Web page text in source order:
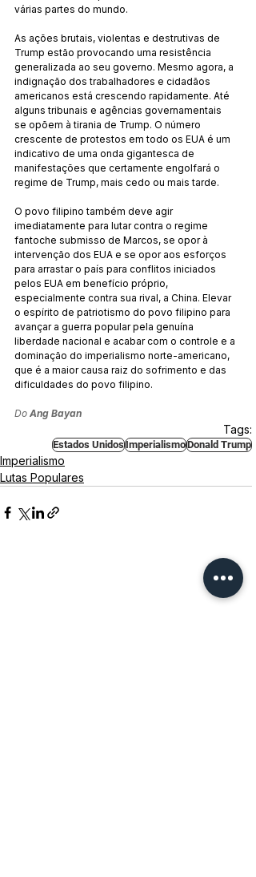
várias partes do mundo.
As ações brutais, violentas e destrutivas de
Trump estão provocando uma resistência
generalizada ao seu governo. Mesmo agora, a
indignação dos trabalhadores e cidadãos
americanos está crescendo rapidamente. Até
alguns tribunais e agências governamentais
se opõem à tirania de Trump. O número
crescente de protestos em todo os EUA é um
indicativo de uma onda gigantesca de
manifestações que certamente engolfará o
regime de Trump, mais cedo ou mais tarde.
O povo filipino também deve agir
imediatamente para lutar contra o regime
fantoche submisso de Marcos, se opor à
intervenção dos EUA e se opor aos esforços
para arrastar o país para conflitos iniciados
pelos EUA em benefício próprio,
especialmente contra sua rival, a China. Elevar
o espírito de patriotismo do povo filipino para
avançar a guerra popular pela genuína
liberdade nacional e acabar com o controle e a
dominação do imperialismo norte-americano,
que é a maior causa raiz do sofrimento e das
dificuldades do povo filipino.
Do Ang Bayan
Tags:
Estados UnidosImperialismoDonald Trump
Imperialismo
Lutas Populares